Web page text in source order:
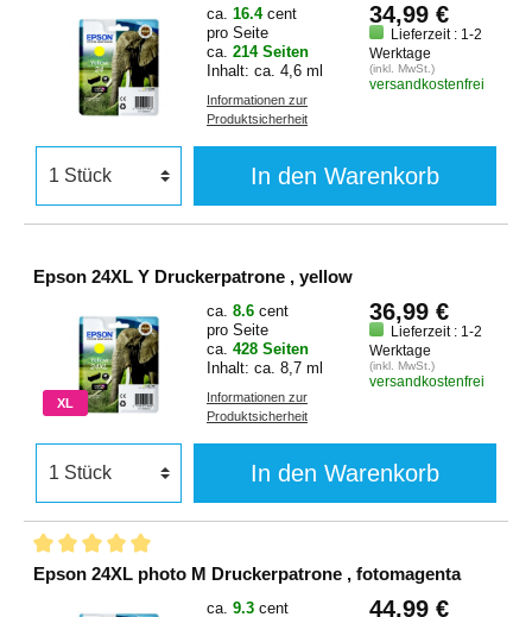
ca. 16.4 cent
pro Seite
ca. 214 Seiten
Inhalt: ca. 4,6 ml
Informationen zur
Produktsicherheit
34,99 €
Lieferzeit : 1-2
Werktage
(inkl. MwSt.)
versandkostenfrei
In den Warenkorb
Epson 24XL Y Druckerpatrone , yellow
XL
ca. 8.6 cent
pro Seite
ca. 428 Seiten
Inhalt: ca. 8,7 ml
Informationen zur
Produktsicherheit
36,99 €
Lieferzeit : 1-2
Werktage
(inkl. MwSt.)
versandkostenfrei
In den Warenkorb
Epson 24XL photo M Druckerpatrone , fotomagenta
ca. 9.3 cent 44,99 €